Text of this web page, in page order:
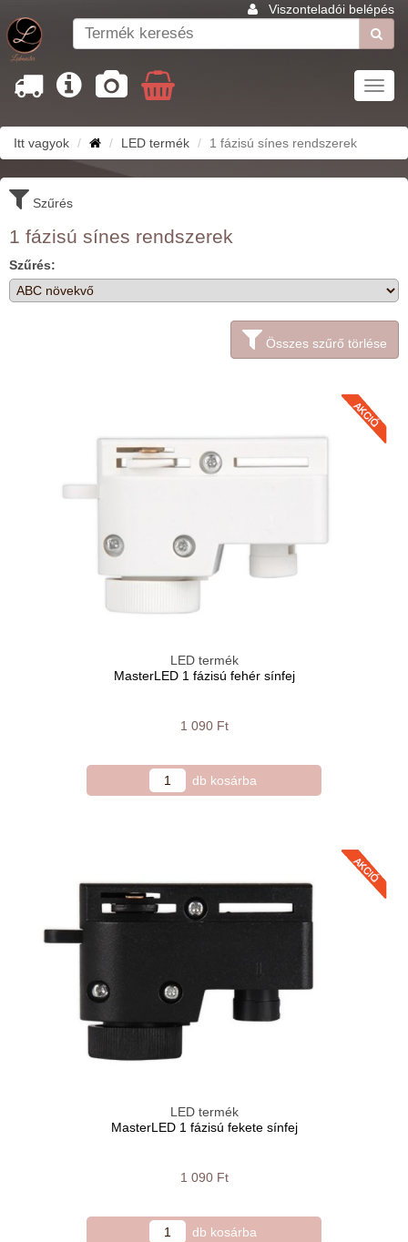
Viszonteladói belépés
Itt vagyok LED termék 1 fázisú sínes rendszerek
Szűrés
1 fázisú sínes rendszerek
Szűrés:
Összes szűrő törlése
LED termék
MasterLED 1 fázisú fehér sínfej
1 090 Ft
LED termék
MasterLED 1 fázisú fekete sínfej
1 090 Ft